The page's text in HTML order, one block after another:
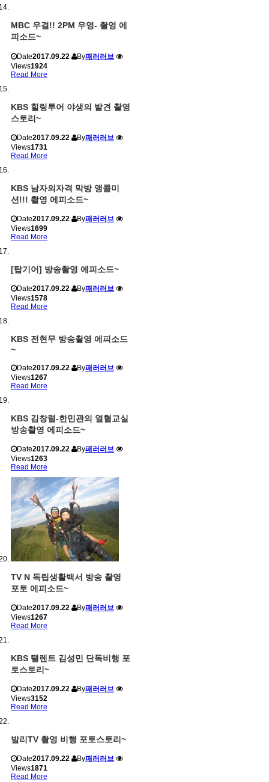
MBC 우결!! 2PM 우영- 촬영 에
피소드~
Date2017.09.22 By패러러브
Views1924
Read More
KBS 힐링투어 야생의 발견 촬영
스토리~
Date2017.09.22 By패러러브
Views1731
Read More
KBS 남자의자격 막방 앵콜미
션!!! 촬영 에피소드~
Date2017.09.22 By패러러브
Views1699
Read More
[탑기어] 방송촬영 에피소드~
Date2017.09.22 By패러러브
Views1578
Read More
KBS 전현무 방송촬영 에피소드
~
Date2017.09.22 By패러러브
Views1267
Read More
KBS 김창렬-한민관의 열혈교실
방송촬영 에피소드~
Date2017.09.22 By패러러브
Views1263
Read More
TV N 독립생활백서 방송 촬영
포토 에피소드~
Date2017.09.22 By패러러브
Views1267
Read More
KBS 탤렌트 김성민 단독비행 포
토스토리~
Date2017.09.22 By패러러브
Views3152
Read More
발리TV 촬영 비행 포토스토리~
Date2017.09.22 By패러러브
Views1871
Read More